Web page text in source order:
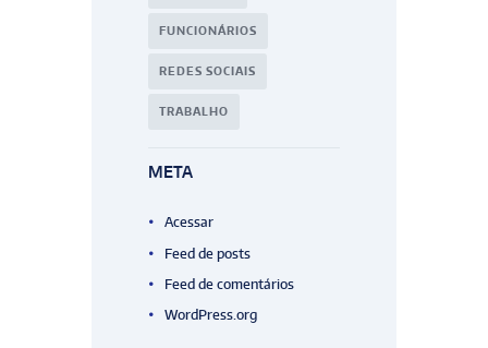
FUNCIONÁRIOS
REDES SOCIAIS
TRABALHO
META
Acessar
Feed de posts
Feed de comentários
WordPress.org